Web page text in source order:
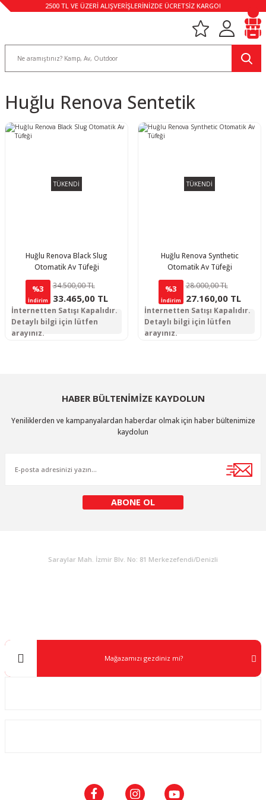
2500 TL VE ÜZERİ ALIŞVERİŞLERİNİZDE ÜCRETSİZ KARGO!
Huğlu Renova Sentetik
TÜKENDİ
Huğlu Renova Black Slug
Otomatik Av Tüfeği
%3
İndirim
34.500,00 TL
33.465,00 TL
İnternetten Satışı Kapalıdır.
Detaylı bilgi için lütfen
arayınız.
TÜKENDİ
Huğlu Renova Synthetic
Otomatik Av Tüfeği
%3
İndirim
28.000,00 TL
27.160,00 TL
İnternetten Satışı Kapalıdır.
Detaylı bilgi için lütfen
arayınız.
HABER BÜLTENİMİZE KAYDOLUN
Yeniliklerden ve kampanyalardan haberdar olmak için haber bültenimize
kaydolun
ABONE OL
Saraylar Mah. İzmir Blv. No: 81 Merkezefendi/Denizli
Mağazamızı gezdiniz mi?